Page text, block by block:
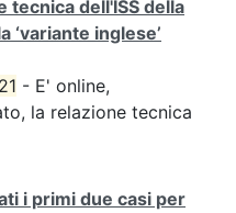
tecnica dell'ISS della
‘variante inglese’
- E' online,
la relazione tecnica
i primi due casi per